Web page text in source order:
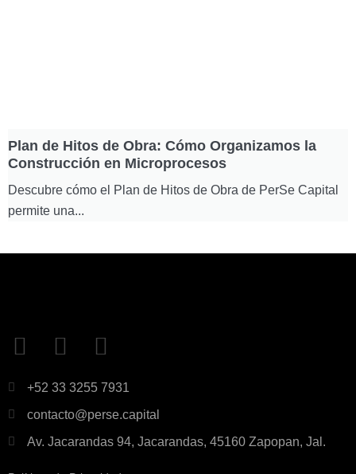
Plan de Hitos de Obra: Cómo Organizamos la
Construcción en Microprocesos
Descubre cómo el Plan de Hitos de Obra de PerSe Capital
permite una...
+52 33 3255 7931
contacto@perse.capital
Av. Jacarandas 94, Jacarandas, 45160 Zapopan, Jal.